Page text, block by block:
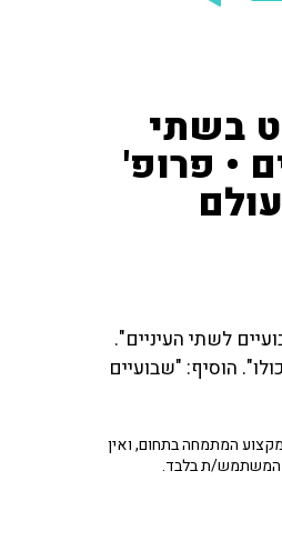
בשתי
• פרופ'
לשתי העיניים".
הוסיף: "שבועיים
המתמחה בתחום, ואין
המשתמש/ת בלבד.